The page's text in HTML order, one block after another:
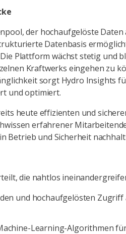
der hochaufgelöste Daten
Datenbasis
Plattform wächst stetig und
Kraftwerks eingehen zu
sorgt Hydro Insights
und optimiert.
heute effizienten und
erfahrener
Betrieb und Sicherheit
die nahtlos
und hochaufgelösten Zugriff
Learning-Algorithmen